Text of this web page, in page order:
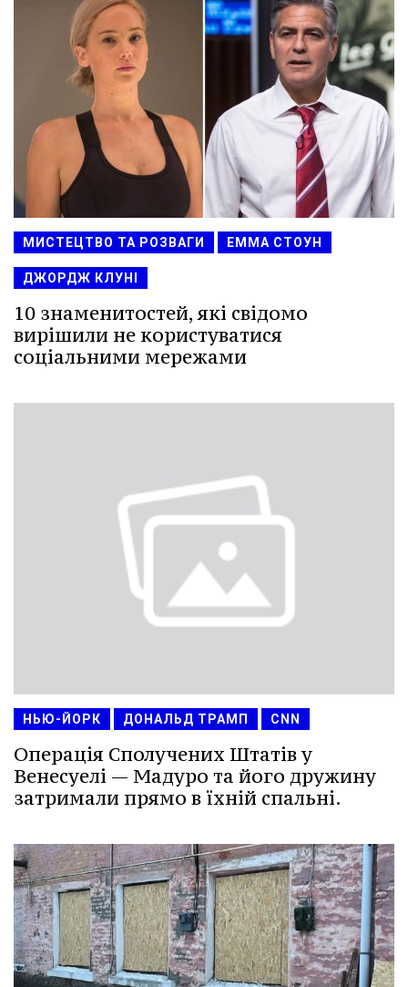
МИСТЕЦТВО ТА РОЗВАГИ ЕММА СТОУН
ДЖОРДЖ КЛУНІ
10 знаменитостей, які свідомо
вирішили не користуватися
соціальними мережами
НЬЮ-ЙОРК ДОНАЛЬД ТРАМП CNN
Операція Сполучених Штатів у
Венесуелі — Мадуро та його дружину
затримали прямо в їхній спальні.